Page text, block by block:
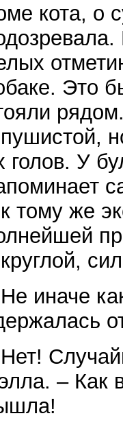
кота, о
Это
голов. У
тому же
иначе
– Как